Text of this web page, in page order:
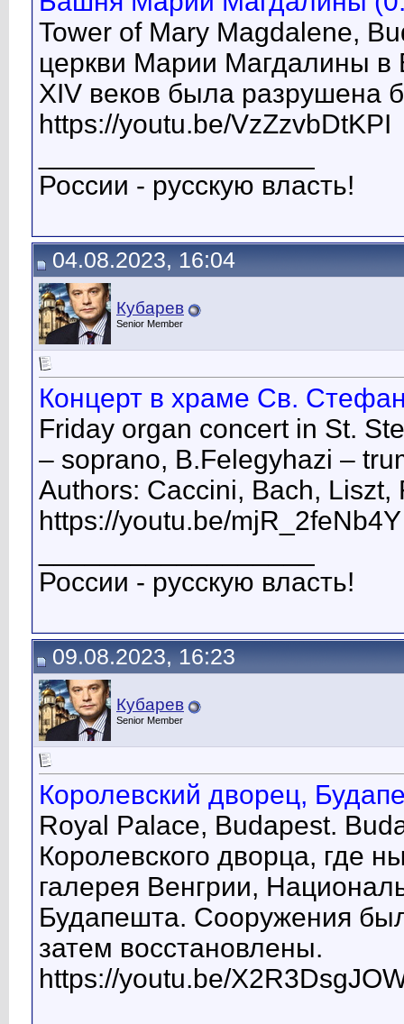
Tower of Mary Magdalene,
церкви Марии Магдалины в
XIV веков была разрушена
https://youtu.be/VzZzvbDtKPI
России - русскую власть!
04.08.2023, 16:04
Кубарев
Senior Member
Концерт в храме Св.
Friday organ concert in St.
– soprano, B.Felegyhazi –
Authors: Caccini, Bach, Liszt,
https://youtu.be/mjR_2feNb4Y
России - русскую власть!
09.08.2023, 16:23
Кубарев
Senior Member
Королевский дворец,
Royal Palace, Budapest.
Королевского дворца, где
галерея Венгрии,
Будапешта. Сооружения
затем восстановлены.
https://youtu.be/